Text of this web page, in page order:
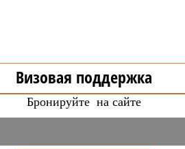
Визовая поддержка
Бронируйте на сайте